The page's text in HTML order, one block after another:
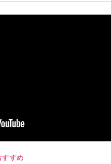
すめ